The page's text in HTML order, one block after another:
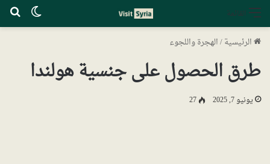
القائمة
الرئيسية/الهجرة واللجوء
طرق الحصول على جنسية هولندا
يونيو 7, 2025 27